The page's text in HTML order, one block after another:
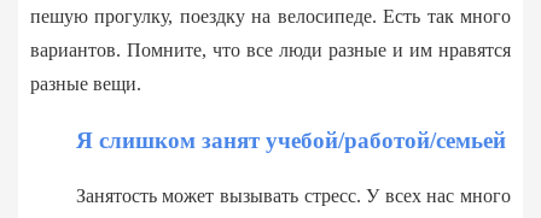
пешую прогулку, поездку на велосипеде. Есть так много
вариантов. Помните, что все люди разные и им нравятся
разные вещи.
Я слишком занят учебой/работой/семьей
Занятость может вызывать стресс. У всех нас много